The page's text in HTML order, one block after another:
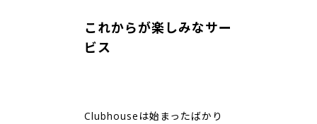
これからが楽しみなサー
ビス
Clubhouseは始まったばかり